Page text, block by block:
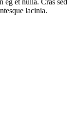
lacinia.